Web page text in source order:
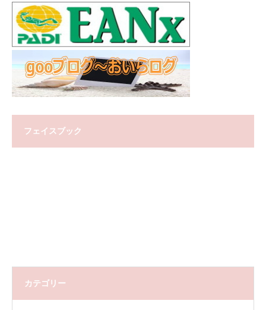
フェイスブック
カテゴリー